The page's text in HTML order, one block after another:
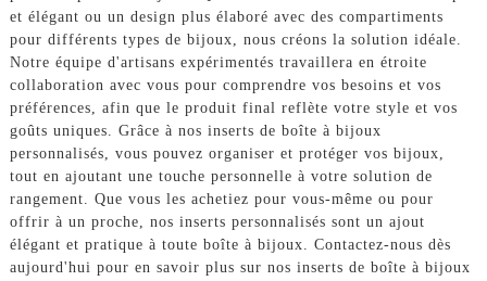
et élégant ou un design plus élaboré avec des compartiments
pour différents types de bijoux, nous créons la solution idéale.
Notre équipe d'artisans expérimentés travaillera en étroite
collaboration avec vous pour comprendre vos besoins et vos
préférences, afin que le produit final reflète votre style et vos
goûts uniques. Grâce à nos inserts de boîte à bijoux
personnalisés, vous pouvez organiser et protéger vos bijoux,
tout en ajoutant une touche personnelle à votre solution de
rangement. Que vous les achetiez pour vous-même ou pour
offrir à un proche, nos inserts personnalisés sont un ajout
élégant et pratique à toute boîte à bijoux. Contactez-nous dès
aujourd'hui pour en savoir plus sur nos inserts de boîte à bijoux